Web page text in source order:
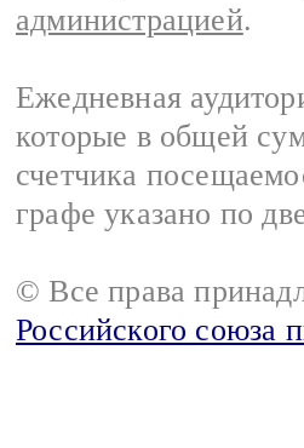
администрацией.
Ежедневная
которые в общей
счетчика
графе указано по
© Все права
Российского союза